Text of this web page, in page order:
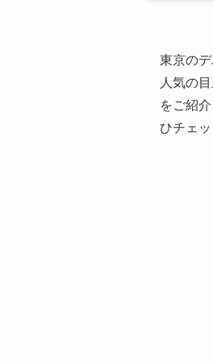
東京の
人気の
をご紹
ひチェ